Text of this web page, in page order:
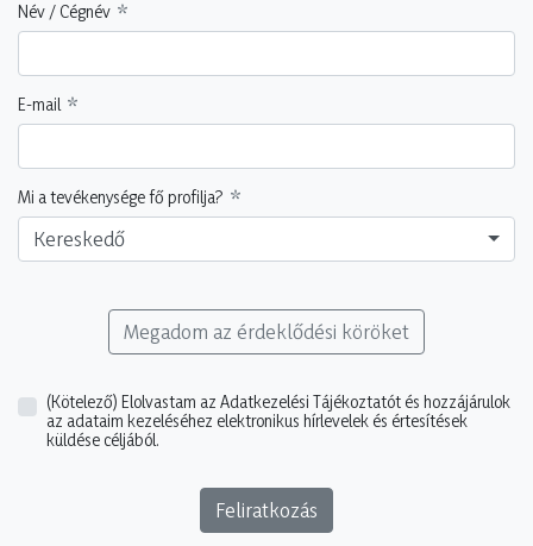
Név / Cégnév
E-mail
Mi a tevékenysége fő profilja?
Kereskedő
Megadom az érdeklődési köröket
(Kötelező) Elolvastam az Adatkezelési Tájékoztatót és hozzájárulok
az adataim kezeléséhez elektronikus hírlevelek és értesítések
küldése céljából.
Feliratkozás